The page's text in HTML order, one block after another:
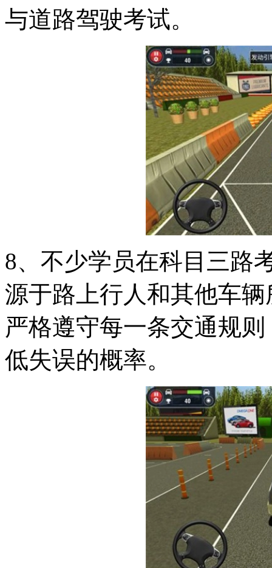
与道路驾驶考试。
8、不少学员在科目三路
源于路上行人和其他车
严格遵守每一条交通规
低失误的概率。